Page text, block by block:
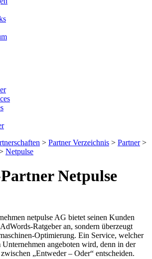
> Partner Verzeichnis > Partner>
Netpulse
Netpulse
netpulse AG bietet seinen Kunden
Ratgeber an, sondern überzeugt
Optimierung. Ein Service, welcher
Unternehmen angeboten wird, denn in der
„Entweder – Oder“ entscheiden.